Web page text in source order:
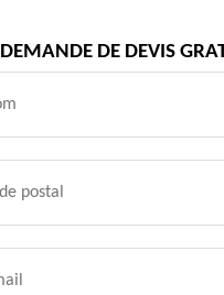
DEMANDE DE DEVIS